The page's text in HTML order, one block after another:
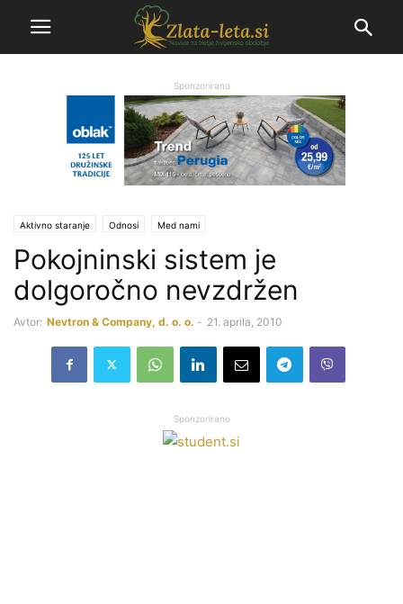
Sponzorirano
Aktivno staranje Odnosi Med nami
Pokojninski sistem je
dolgoročno nevzdržen
Avtor: Nevtron & Company, d. o. o. - 21. aprila, 2010
Sponzorirano